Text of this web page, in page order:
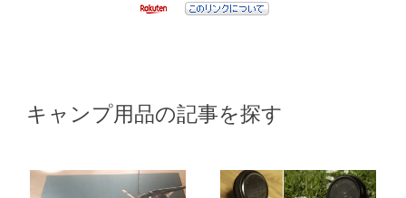
キャンプ用品の記事を探す